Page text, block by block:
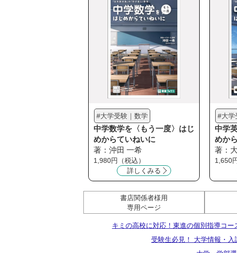
#大学受験｜数学
中学数学を〈もう一度〉はじ
めからていねいに
著：沖田 一希
1,980円（税込）
詳しくみる
#大学
中学
めか
著：
1,650
書店関係者様用
専用ページ
キミの高校に対応！東進の個別指導コー
受験生必見！ 大学情報・入